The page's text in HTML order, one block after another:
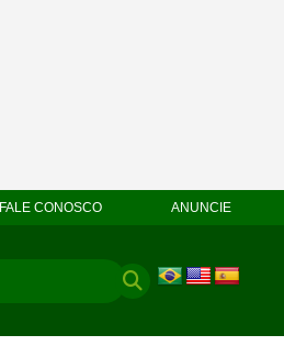
FALE CONOSCO ANUNCIE